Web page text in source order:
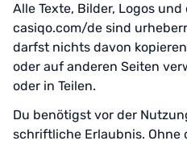
Alle Texte, Bilder, Logos und
casiqo.com/de sind
darfst nichts davon
oder auf anderen Seiten
oder in Teilen.
Du benötigst vor der
schriftliche Erlaubnis. Ohne